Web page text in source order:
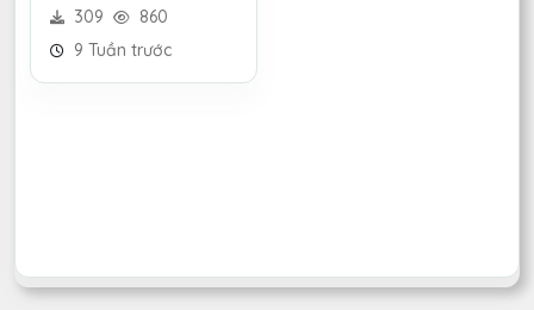
309
860
9 Tuần trước